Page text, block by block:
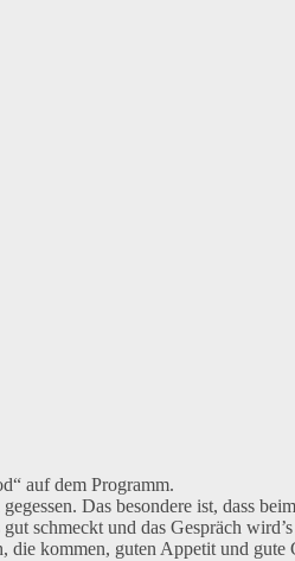
auf dem Programm.
Das besondere ist, dass
schmeckt und das Gespräch
die kommen, guten Appetit und gute